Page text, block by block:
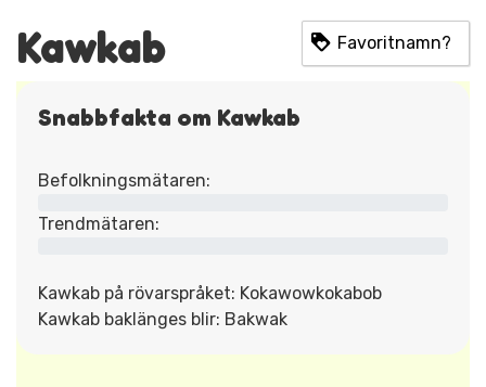
Kawkab Favoritnamn?
Snabbfakta om Kawkab
Befolkningsmätaren:
Trendmätaren:
Kawkab på rövarspråket: Kokawowkokabob
Kawkab baklänges blir: Bakwak